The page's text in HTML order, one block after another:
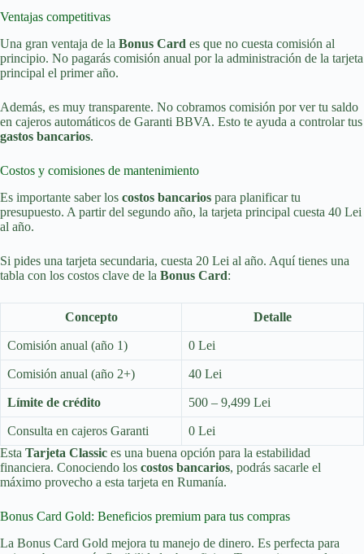
Ventajas competitivas
Una gran ventaja de la Bonus Card es que no cuesta comisión al
principio. No pagarás comisión anual por la administración de la tarjeta
principal el primer año.
Además, es muy transparente. No cobramos comisión por ver tu saldo
en cajeros automáticos de Garanti BBVA. Esto te ayuda a controlar tus
gastos bancarios.
Costos y comisiones de mantenimiento
Es importante saber los costos bancarios para planificar tu
presupuesto. A partir del segundo año, la tarjeta principal cuesta 40 Lei
al año.
Si pides una tarjeta secundaria, cuesta 20 Lei al año. Aquí tienes una
tabla con los costos clave de la Bonus Card:
Concepto Detalle
Comisión anual (año 1) 0 Lei
Comisión anual (año 2+) 40 Lei
Límite de crédito 500 – 9,499 Lei
Consulta en cajeros Garanti
0 Lei
Esta Tarjeta Classic es una buena opción para la estabilidad
financiera. Conociendo los costos bancarios, podrás sacarle el
máximo provecho a esta tarjeta en Rumanía.
Bonus Card Gold: Beneficios premium para tus compras
La Bonus Card Gold mejora tu manejo de dinero. Es perfecta para